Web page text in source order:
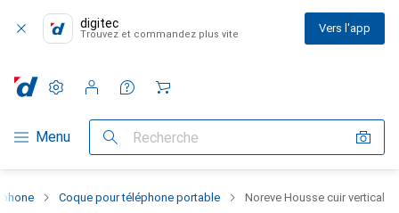
digitec
Trouvez et commandez plus vite Vers l'app
Navigation par catégorie
Menu Recherche
Paramètres
Compte client
Listes de comparaison
Listes d'envies
Panier
Coque pour téléphone portable Noreve Housse cuir vertical